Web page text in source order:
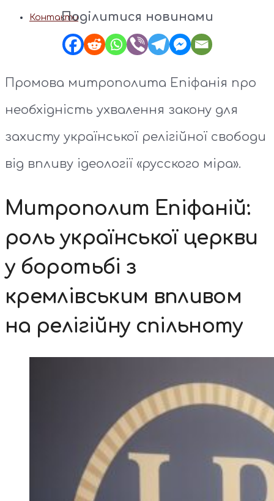
КонтактиПоділитися новинами
Промова митрополита Епіфанія про
необхідність ухвалення закону для
захисту української релігійної свободи
від впливу ідеології «русского міра».
Митрополит Епіфаній:
роль української церкви
у боротьбі з
кремлівським впливом
на релігійну спільноту